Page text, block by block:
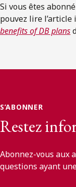
Si vous êtes
pouvez lire l’article
benefits of DB plans
S’ABONNER
Restez
Abonnez-vous aux
questions ayant